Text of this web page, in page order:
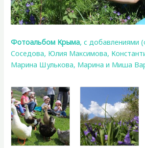
Фотоальбом Крыма, с добавлениями
Соседова, Юлия Максимова,
Марина Шулькова, Марина и Миша